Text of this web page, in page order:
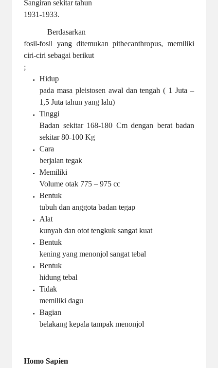
Sangiran sekitar tahun
1931-1933.
Berdasarkan
fosil-fosil yang ditemukan pithecanthropus, memiliki
ciri-ciri sebagai berikut
;
Hidup
pada masa pleistosen awal dan tengah ( 1 Juta –
1,5 Juta tahun yang lalu)
Tinggi
Badan sekitar 168-180 Cm dengan berat badan
sekitar 80-100 Kg
Cara
berjalan tegak
Memiliki
Volume otak 775 – 975 cc
Bentuk
tubuh dan anggota badan tegap
Alat
kunyah dan otot tengkuk sangat kuat
Bentuk
kening yang menonjol sangat tebal
Bentuk
hidung tebal
Tidak
memiliki dagu
Bagian
belakang kepala tampak menonjol
Homo Sapien